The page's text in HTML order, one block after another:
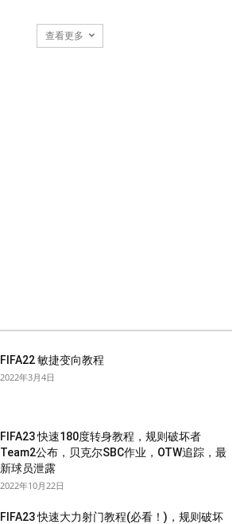
查看更多
FIFA22 敏捷变向教程
2022年3月4日
FIFA23 快速180度转身教程，规则破坏者
Team2公布，贝克尔SBC作业，OTW追踪，最
新球员泄露
2022年10月22日
FIFA23 快速大力射门教程(必看！)，规则破坏